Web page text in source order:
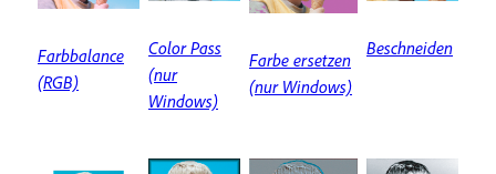
Farbbalance
(RGB)
Color Pass
(nur
Windows)
Farbe ersetzen
(nur Windows)
Beschneiden